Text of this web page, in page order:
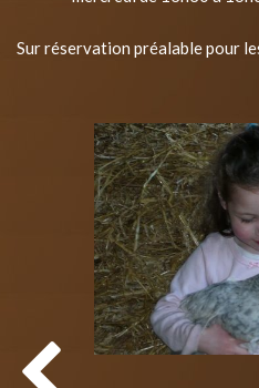
Sur réservation préalable pour